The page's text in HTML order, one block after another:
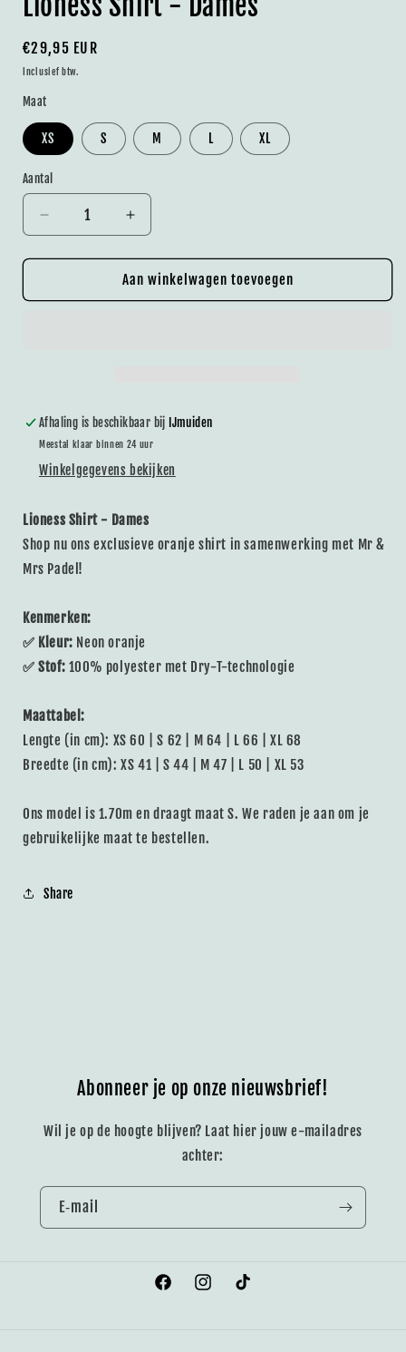
Normale
prijs
€29,95 EUR
Inclusief btw.
Maat
XS S M L XL
Aantal
Aantal
verlagen
voor
Shirt
Aantal
verhogen
voor
Lioness
Shirt
Aan winkelwagen toevoegen
Afhaling is beschikbaar bij IJmuiden
Meestal klaar binnen 24 uur
Winkelgegevens bekijken
Lioness Shirt - Dames
Shop nu ons exclusieve oranje shirt in samenwerking met Mr &
Mrs Padel!
Kenmerken:
✅ Kleur: Neon oranje
✅Stof: 100% polyester met Dry-T-technologie
Maattabel:
Lengte (in cm): XS 60 | S 62 | M 64 | L 66 | XL 68
Breedte (in cm): XS 41 | S 44 | M 47 | L 50 | XL 53
Ons model is 1.70m en draagt maat S. We raden je aan om je
gebruikelijke maat te bestellen.
Share
Abonneer je op onze nieuwsbrief!
Wil je op de hoogte blijven? Laat hier jouw e-mailadres
achter:
E‑mail
FacebookInstagramTikTok